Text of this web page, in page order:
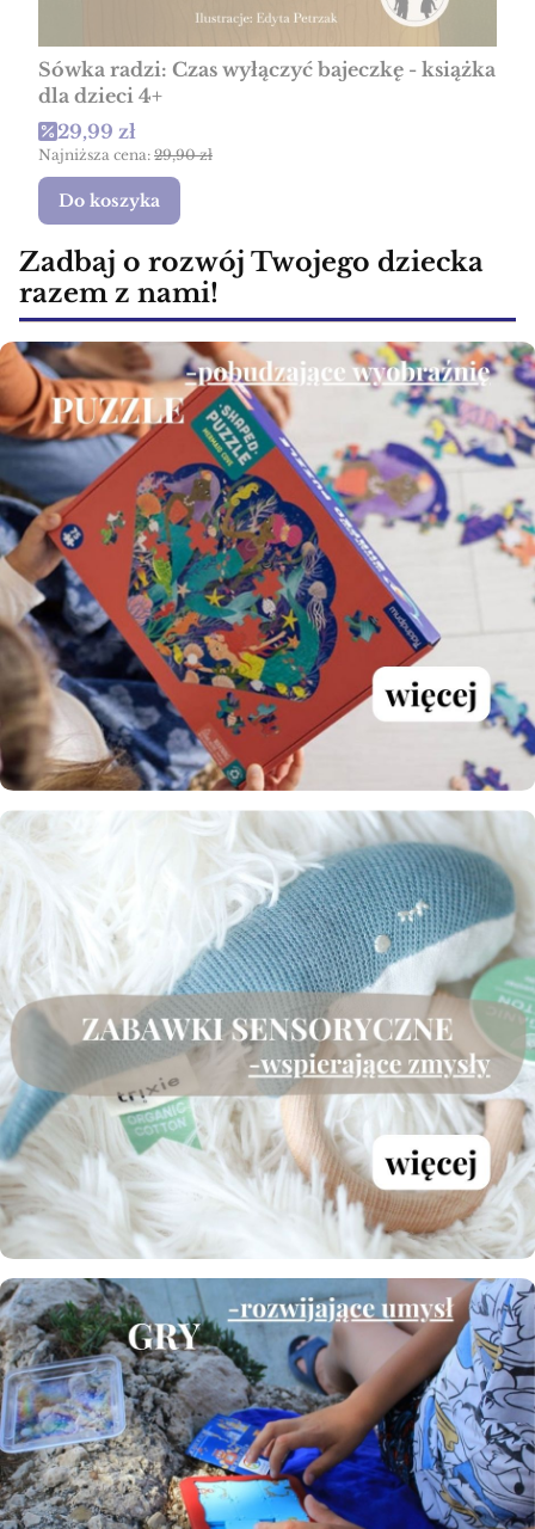
Sówka radzi: Czas wyłączyć bajeczkę - książka
dla dzieci 4+
Cena promocyjna
29,99 zł
Najniższa cena: 29,90 zł
Do koszyka
Zadbaj o rozwój Twojego dziecka
razem z nami!